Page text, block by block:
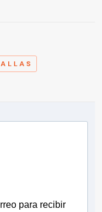
para recibir